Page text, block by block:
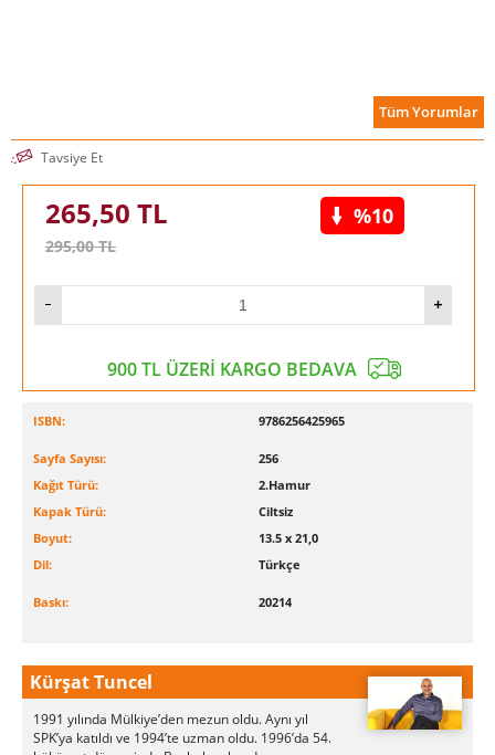
Tüm Yorumlar
Tavsiye Et
265,50 TL
295,00TL
%10
900 TL ÜZERİ KARGO BEDAVA
ISBN: 9786256425965
Sayfa Sayısı:
256
Kağıt Türü:
2.Hamur
Kapak Türü:
Ciltsiz
Boyut:
13.5 x 21,0
Dil:
Türkçe
Baskı: 20214
Kürşat Tuncel
1991 yılında Mülkiye’den mezun oldu. Aynı yıl
SPK’ya katıldı ve 1994’te uzman oldu. 1996’da 54.